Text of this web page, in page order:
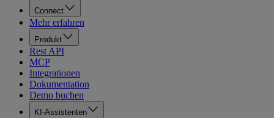
Connect
Mehr erfahren
Produkt
Rest API
MCP
Integrationen
Dokumentation
Demo buchen
KI-Assistenten